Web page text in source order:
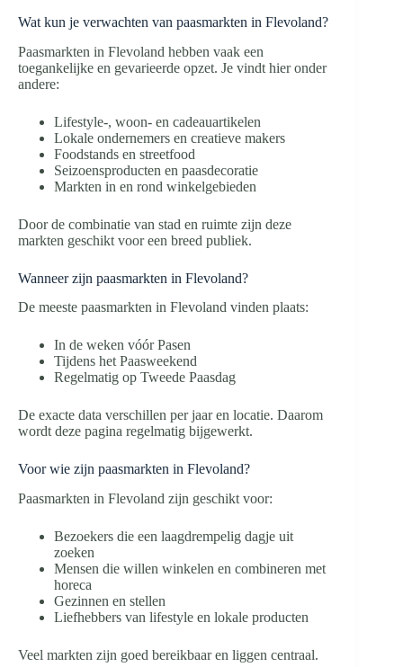
Wat kun je verwachten van paasmarkten in Flevoland?
Paasmarkten in Flevoland hebben vaak een
toegankelijke en gevarieerde opzet. Je vindt hier onder
andere:
Lifestyle-, woon- en cadeauartikelen
Lokale ondernemers en creatieve makers
Foodstands en streetfood
Seizoensproducten en paasdecoratie
Markten in en rond winkelgebieden
Door de combinatie van stad en ruimte zijn deze
markten geschikt voor een breed publiek.
Wanneer zijn paasmarkten in Flevoland?
De meeste paasmarkten in Flevoland vinden plaats:
In de weken vóór Pasen
Tijdens het Paasweekend
Regelmatig op Tweede Paasdag
De exacte data verschillen per jaar en locatie. Daarom
wordt deze pagina regelmatig bijgewerkt.
Voor wie zijn paasmarkten in Flevoland?
Paasmarkten in Flevoland zijn geschikt voor:
Bezoekers die een laagdrempelig dagje uit
zoeken
Mensen die willen winkelen en combineren met
horeca
Gezinnen en stellen
Liefhebbers van lifestyle en lokale producten
Veel markten zijn goed bereikbaar en liggen centraal.